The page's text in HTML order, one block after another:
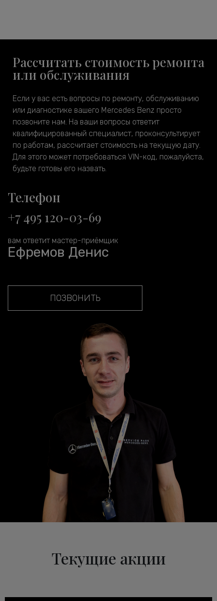
Рассчитать стоимость ремонта
или обслуживания
Если у вас есть вопросы по ремонту, обслуживанию
или диагностике вашего Mercedes Benz просто
позвоните нам. На ваши вопросы ответит
квалифицированный специалист, проконсультирует
по работам, рассчитает стоимость на текущую дату.
Для этого может потребоваться VIN-код, пожалуйста,
будьте готовы его назвать.
Телефон
+7 495 120-03-69
вам ответит мастер-приёмщик
Ефремов Денис
ПОЗВОНИТЬ
Текущие акции